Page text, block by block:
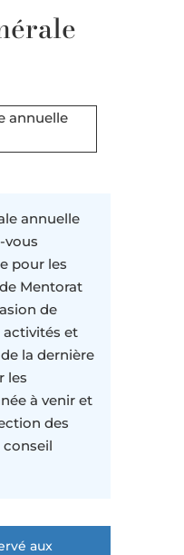
annuelle
vous
pour les
Mentorat
de
activités et
la dernière
les
à venir et
des
aux